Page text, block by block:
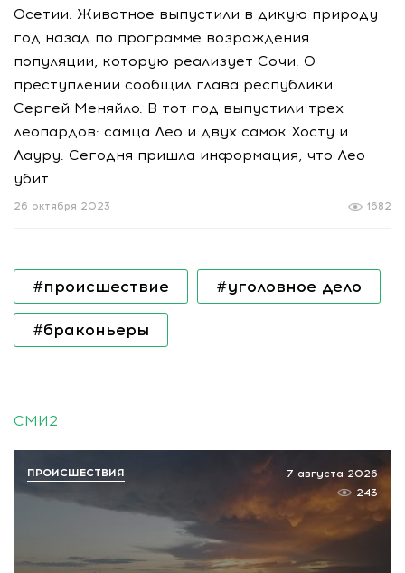
Осетии. Животное выпустили в дикую природу
год назад по программе возрождения
популяции, которую реализует Сочи. О
преступлении сообщил глава республики
Сергей Меняйло. В тот год выпустили трех
леопардов: самца Лео и двух самок Хосту и
Лауру. Сегодня пришла информация, что Лео
убит.
1682
26 октября 2023
#происшествие #уголовное дело
#браконьеры
СМИ2
7 августа 2026
243
ПРОИСШЕСТВИЯ